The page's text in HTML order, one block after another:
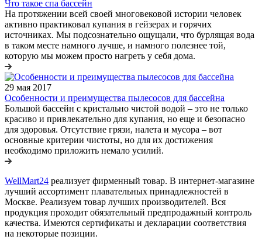
Что такое спа бассейн
На протяжении всей своей многовековой истории человек
активно практиковал купания в гейзерах и горячих
источниках. Мы подсознательно ощущали, что бурлящая вода
в таком месте намного лучше, и намного полезнее той,
которую мы можем просто нагреть у себя дома.
29 мая 2017
Особенности и преимущества пылесосов для бассейна
Большой бассейн с кристально чистой водой – это не только
красиво и привлекательно для купания, но еще и безопасно
для здоровья. Отсутствие грязи, налета и мусора – вот
основные критерии чистоты, но для их достижения
необходимо приложить немало усилий.
WellMart24 реализует фирменный товар. В интернет-магазине
лучший ассортимент плавательных принадлежностей в
Москве. Реализуем товар лучших производителей. Вся
продукция проходит обязательный предпродажный контроль
качества. Имеются сертификаты и декларации соответствия
на некоторые позиции.